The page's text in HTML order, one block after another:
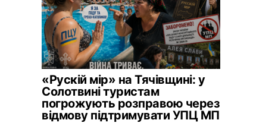
«Рускій мір» на Тячівщині: у
Солотвині туристам
погрожують розправою через
відмову підтримувати УПЦ МП